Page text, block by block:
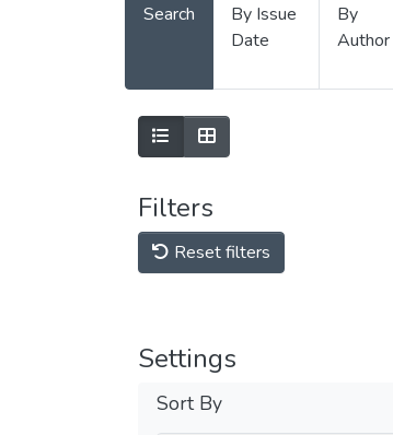
Search
By Issue
Date
By
Author
Filters
Reset filters
Settings
Sort By